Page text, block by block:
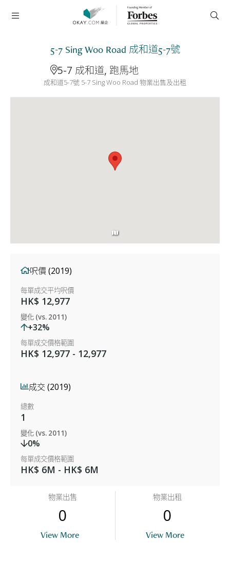
5-7 Sing Woo Road 成和道5-7號
5-7 成和道, 跑馬地
成和道5-7號 5-7 Sing Woo Road 物業出售及出租
呎價 (2019)
每單成交平均呎價
HK$ 12,977
變化 (vs. 2011)
+32%
每單成交價格範圍
HK$ 12,977 - 12,977
成交 (2019)
總數
1
變化 (vs. 2011)
0%
每單成交價格範圍
HK$ 6M - HK$ 6M
物業出售
0
View More
物業出租
0
View More